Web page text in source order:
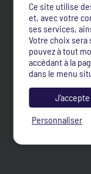
Ce site utilise
et, avec votre
ses services,
Votre choix sera
pouvez à tout
accédant à la
dans le menu
J’accepte
Personnaliser